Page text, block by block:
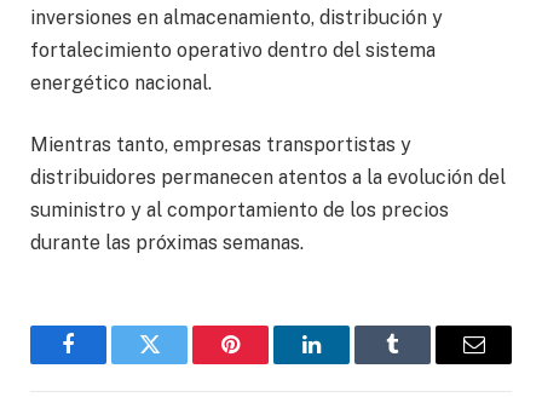
inversiones en almacenamiento, distribución y
fortalecimiento operativo dentro del sistema
energético nacional.
Mientras tanto, empresas transportistas y
distribuidores permanecen atentos a la evolución del
suministro y al comportamiento de los precios
durante las próximas semanas.
FacebookGorjeo Pinterest LinkedInTumblr
Correo